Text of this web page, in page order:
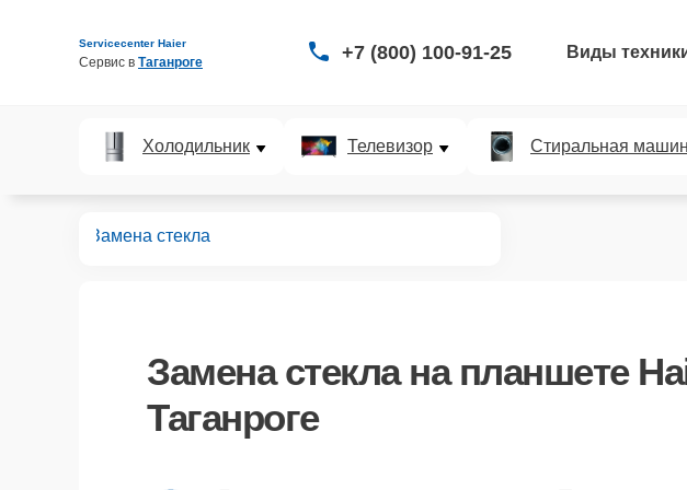
Servicecenter Haier
Сервис в Таганроге +7 (800) 100-91-25 Виды
Холодильник Телевизор Стиральная
Замена стекла
Замена стеклана планшете
Таганроге